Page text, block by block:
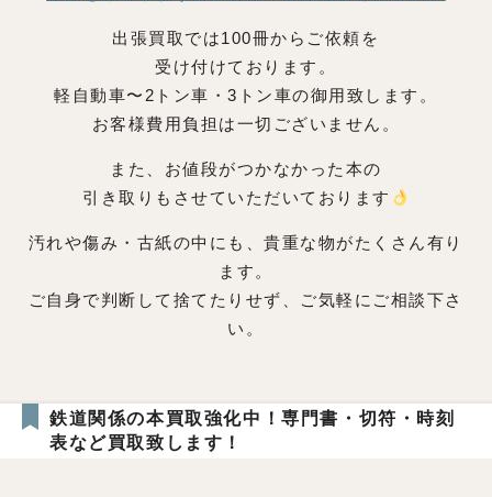
出張買取では100冊からご依頼を
受け付けております。
軽自動車〜2トン車・3トン車の御用致します。
お客様費用負担は一切ございません。
また、お値段がつかなかった本の
引き取りもさせていただいております
汚れや傷み・古紙の中にも、貴重な物がたくさん有り
ます。
ご自身で判断して捨てたりせず、ご気軽にご相談下さ
い。
鉄道関係の本買取強化中！専門書・切符・時刻
表など買取致します！